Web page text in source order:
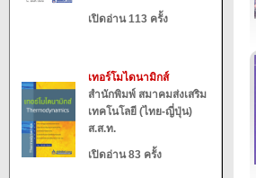
เปิดอ่าน 113 ครั้ง
เทอร์โมไดนามิกส์
สำนักพิมพ์ สมาคมส่งเสริม
เทคโนโลยี (ไทย-ญี่ปุ่น)
ส.ส.ท.
เปิดอ่าน 83 ครั้ง